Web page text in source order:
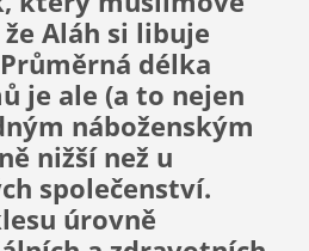
Aláh si libuje
délka
je ale (a to nejen
náboženským
nižší než u
společenství.
úrovně